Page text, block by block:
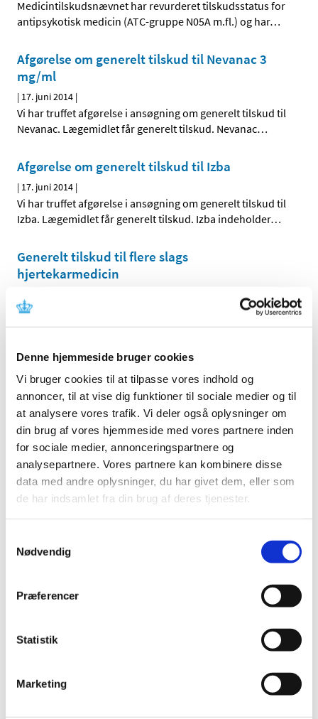
Denne hjemmeside bruger cookies
Vi bruger cookies til at tilpasse vores indhold og
annoncer, til at vise dig funktioner til sociale medier og til
at analysere vores trafik. Vi deler også oplysninger om
din brug af vores hjemmeside med vores partnere inden
for sociale medier, annonceringspartnere og
analysepartnere. Vores partnere kan kombinere disse
data med andre oplysninger, du har givet dem, eller som
de har indsamlet fra din brug af deres tjenester.
Nødvendig
Præferencer
Statistik
Marketing
Medicintilskudsnævnet har revurderet tilskudsstatus for
antipsykotisk medicin (ATC-gruppe N05A m.fl.) og har…
Afgørelse om generelt tilskud til Nevanac 3
mg/ml
| 17. juni 2014 |
Vi har truffet afgørelse i ansøgning om generelt tilskud til
Nevanac. Lægemidlet får generelt tilskud. Nevanac…
Afgørelse om generelt tilskud til Izba
| 17. juni 2014 |
Vi har truffet afgørelse i ansøgning om generelt tilskud til
Izba. Lægemidlet får generelt tilskud. Izba indeholder…
Generelt tilskud til flere slags
hjertekarmedicin
Med virkning fra den 23. juni 2014 har vi besluttet at give
generelt tilskud til følgende hjertekarmedicin, der ikke…
Afgørelse om generelt tilskud til Anoro
| 6. juni 2014|
Vi har truffet afgørelse i ansøgning om generelt tilskud til
Anoro. Lægemidlet får generelt tilskud.
Alle (2506)
TID
2024 (224)
2022 (197)
2017 (167)